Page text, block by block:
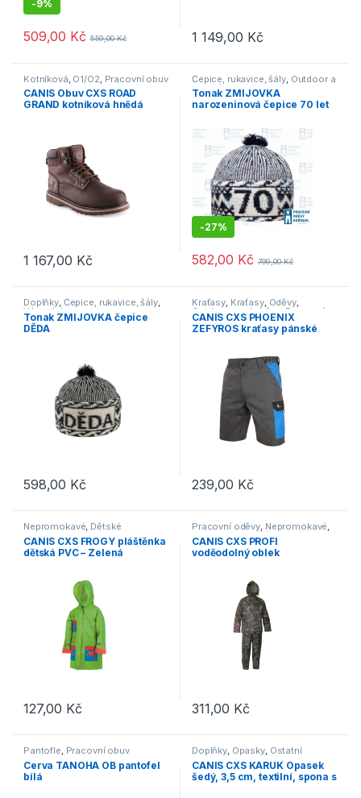
-9%
509,00 Kč 559,00Kč
Tento produkt má více variant. Možnosti lze vybrat na stránce
1 149,00 Kč
Tento produkt má více variant.
Kotníková O1/O2 Pracovní obuv
CANIS Obuv CXS ROAD
GRAND kotníková hnědá
1 167,00 Kč
Tento produkt má více variant. Možnosti lze vybrat na stránce
Čepice, rukavice, šály, Outdoor a
volný čas,Výprodej
Tonak ZMIJOVKA
narozeninová čepice 70 let
-27%
582,00 Kč 799,00Kč
Doplňky, Čepice, rukavice, šály,
Výprodej
Tonak ZMIJOVKA čepice
DĚDA
598,00 Kč
Kraťasy, Kraťasy, Oděvy,
Outdoor a volný čas ,Pracovní
oděvy
CANIS CXS PHOENIX
ZEFYROS kraťasy pánské
239,00 Kč
Tento produkt má více variant.
Nepromokavé, Dětské
CANIS CXS FROGY pláštěnka
dětská PVC – Zelená
127,00 Kč
Tento produkt má více variant. Možnosti lze vybrat na stránce
Pracovní oděvy, Nepromokavé,
Outdoor a volný čas Oděvy
CANIS CXS PROFI
voděodolný oblek
311,00 Kč
Tento produkt má více variant.
Pantofle, Pracovní obuv
Cerva TANOHA OB pantofel
bílá
Doplňky, Opasky, Ostatní
CANIS CXS KARUK Opasek
šedý, 3,5 cm, textilní, spona s